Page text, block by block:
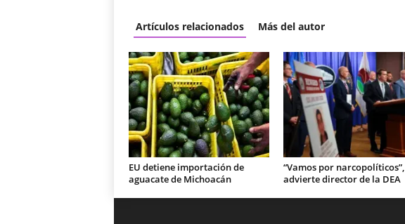
Artículos relacionados Más del autor
EU detiene importación de
aguacate de Michoacán
“Vamos por narcopolíticos”,
advierte director de la DEA